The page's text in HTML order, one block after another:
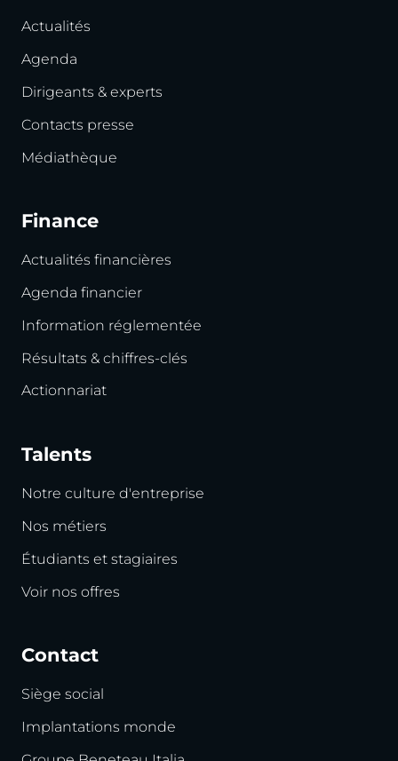
Actualités
Agenda
Dirigeants & experts
Contacts presse
Médiathèque
Finance
Actualités financières
Agenda financier
Information réglementée
Résultats & chiffres-clés
Actionnariat
Talents
Notre culture d'entreprise
Nos métiers
Étudiants et stagiaires
Voir nos offres
Contact
Siège social
Implantations monde